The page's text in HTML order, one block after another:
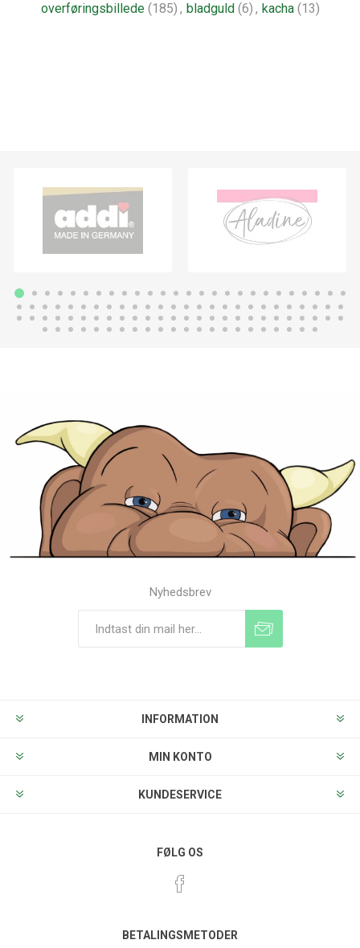
overføringsbillede (185) , bladguld (6) , kacha (13)
Nyhedsbrev
INFORMATION
MIN KONTO
KUNDESERVICE
FØLG OS
BETALINGSMETODER